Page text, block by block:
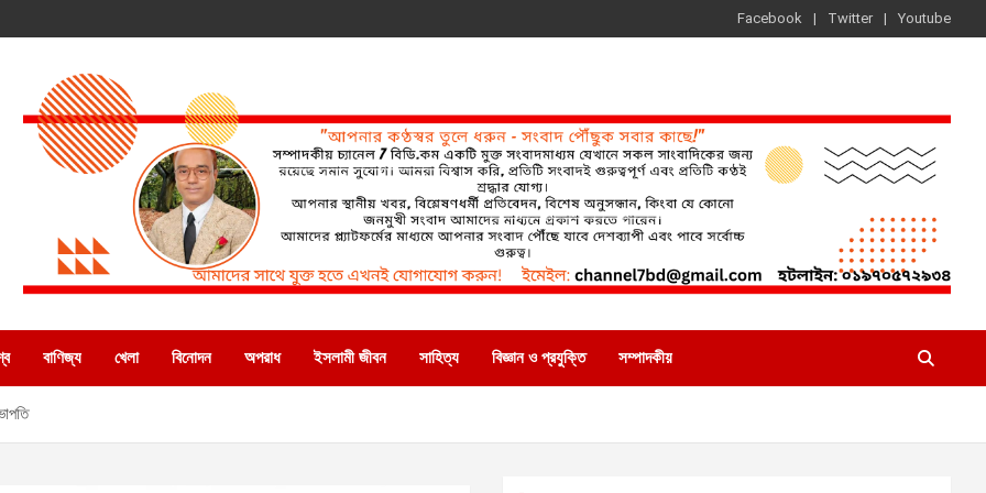
Facebook Twitter Youtube
বাণিজ্য খেলা বিনোদন অপরাধ ইসলামী জীবন সাহিত্য বিজ্ঞান ও প্রযুক্তি সম্পাদকীয়